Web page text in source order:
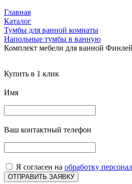
Главная
Каталог
Тумбы для ванной комнаты
Напольные тумбы в ванную
Комплект мебели для ванной
Купить в 1 клик
Имя
Ваш контактный телефон
Я согласен на обработку